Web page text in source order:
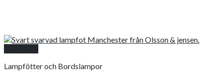
Lampfötter och Bordslampor